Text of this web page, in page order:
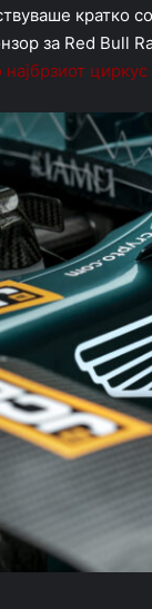
кратко
за Red Bull
циркус